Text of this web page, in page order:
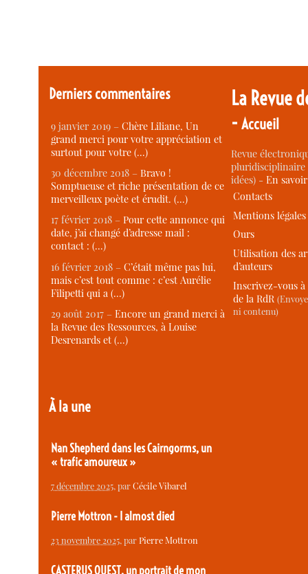
Derniers commentaires
9 janvier 2019 –Chère Liliane, Un
grand merci pour votre appréciation et
surtout pour votre (…)
30 décembre 2018 –Bravo !
Somptueuse et riche présentation de ce
merveilleux poète et érudit. (…)
17 février 2018 –Pour cette annonce qui
date, j’ai changé d’adresse mail :
contact : (…)
16 février 2018 –C’était même pas lui,
mais c’est tout comme : c’est Aurélie
Filipetti qui a (…)
29 août 2017 –Encore un grand merci à
la Revue des Ressources, à Louise
Desrenards et (…)
À la une
Nan Shepherd dans les Cairngorms, un
« trafic amoureux »
7 décembre 2025, parCécile Vibarel
Pierre Mottron - I almost died
23 novembre 2025, parPierre Mottron
CASTERUS OUEST, un portrait de mon
La Revue
-Accueil
Revue
idées) -En
Contacts
Mentions légales
Ours
Utilisation des
d’auteurs
Inscrivez-vous
de la RdR
ni contenu)